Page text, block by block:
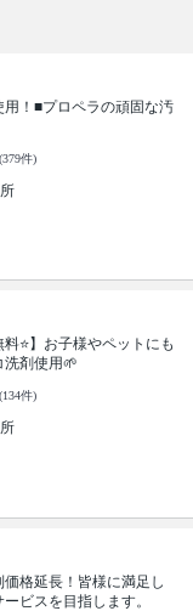
！■プロペラの頑固な汚
件)
料⭐️】お子様やペットにも
洗剤使用🌱
件)
格延長！皆様に満足し
ビスを目指します。